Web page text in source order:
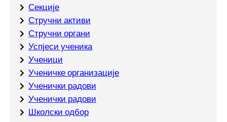
Секције
Стручни активи
Стручни органи
Успјеси ученика
Ученици
Ученичке организације
Ученички радови
Ученички радови
Школски одбор